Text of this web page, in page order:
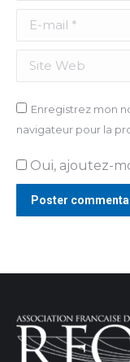
E-mail *
Site Web
Enregistrez mon
navigateur pour la
Oui, ajoutez-
Poster